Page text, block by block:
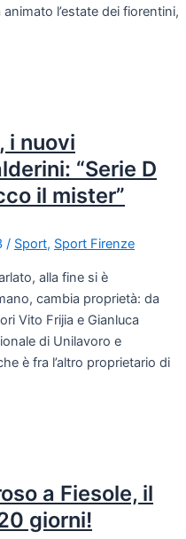
l’estate dei fiorentini,
i nuovi
“Serie D
il mister”
/ Sport, Sport Firenze
alla fine si è
cambia proprietà: da
Vito Frijia e Gianluca
di Unilavoro e
è fra l’altro proprietario di
a Fiesole, il
giorni!